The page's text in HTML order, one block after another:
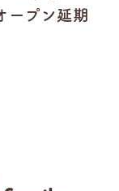
ープン延期